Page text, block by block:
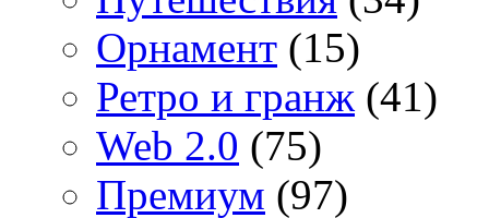
Орнамент (15)
Ретро и гранж (41)
Web 2.0 (75)
Премиум (97)